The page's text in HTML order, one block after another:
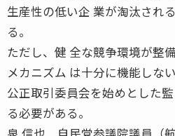
生産性の低い企 業が淘汰され
る。
ただし、健 全な競争環境が整
メカニズム は十分に機能しない
公正取引委員会を始めとした
る必要がある。